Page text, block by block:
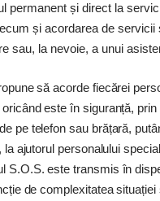
permanent și direct la
și acordarea de servicii
sau, la nevoie, a unui
să acorde fiecărei
este în siguranță,
pe telefon sau brățară,
la ajutorul personalului
S.O.S. este transmis în
de complexitatea